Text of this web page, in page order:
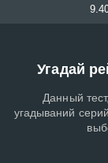
Угадай
Данный
угадываний